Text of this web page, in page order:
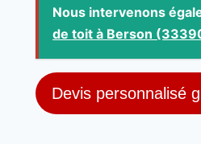
Nous intervenons
de toit à Berson
Devis personnalisé